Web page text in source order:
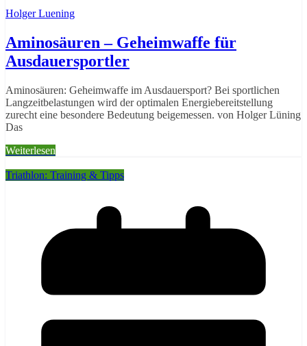
Holger Luening
Aminosäuren – Geheimwaffe für
Ausdauersportler
Aminosäuren: Geheimwaffe im Ausdauersport? Bei sportlichen
Langzeitbelastungen wird der optimalen Energiebereitstellung
zurecht eine besondere Bedeutung beigemessen. von Holger Lüning
Das
Weiterlesen
Triathlon: Training & Tipps